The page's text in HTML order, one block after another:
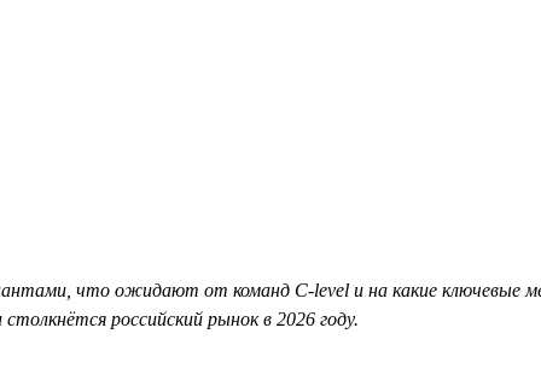
что ожидают от команд С-level и на какие ключевые
российский рынок в 2026 году.